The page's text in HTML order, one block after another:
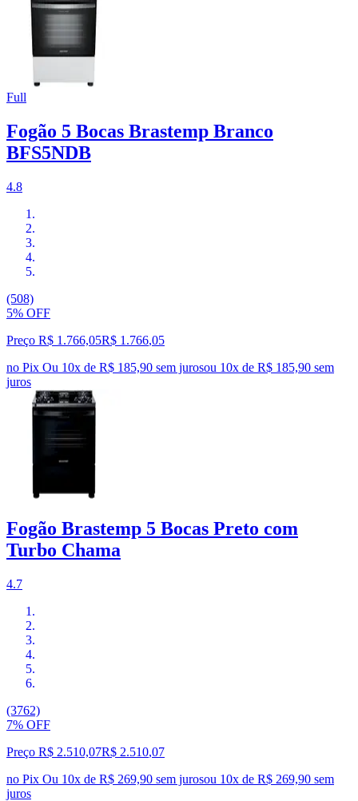
Full
Fogão 5 Bocas Brastemp Branco
BFS5NDB
4.8
(508)
5% OFF
Preço R$ 1.766,05R$ 1.766,05
no Pix Ou 10x de R$ 185,90 sem jurosou 10x de R$ 185,90 sem
juros
Fogão Brastemp 5 Bocas Preto com
Turbo Chama
4.7
(3762)
7% OFF
Preço R$ 2.510,07R$ 2.510,07
no Pix Ou 10x de R$ 269,90 sem jurosou 10x de R$ 269,90 sem
juros